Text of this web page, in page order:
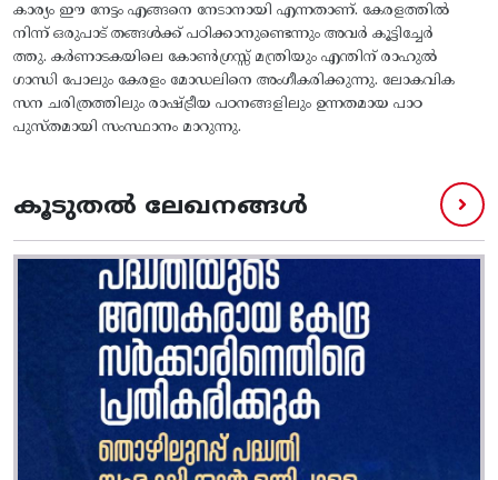
കാര്യം ഈ നേട്ടം എങ്ങനെ നേടാനായി എന്നതാണ്. കേരളത്തിൽ
നിന്ന് ഒരുപാട് തങ്ങൾക്ക് പഠിക്കാനുണ്ടെന്നും അവർ കൂട്ടിച്ചേർ
ത്തു. കർണാടകയിലെ കോൺഗ്രസ്സ് മന്ത്രിയും എന്തിന് രാഹുൽ
ഗാന്ധി പോലും കേരളം മോഡലിനെ അംഗീകരിക്കുന്നു. ലോകവിക
സന ചരിത്രത്തിലും രാഷ്ട്രീയ പഠനങ്ങളിലും ഉന്നതമായ പാഠ
പുസ്‌തമായി സംസ്ഥാനം മാറുന്നു.
കൂടുതൽ ലേഖനങ്ങൾ